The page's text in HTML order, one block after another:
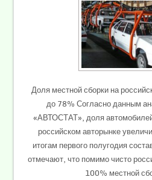
Доля местной сборки на
до 78% Согласно данным
«АВТОСТАТ», доля
российском авторынке
итогам первого полугодия
отмечают, что помимо чисто
100% местной